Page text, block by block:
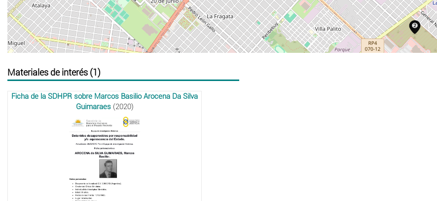
Materiales de interés (1)
Ficha de la SDHPR sobre Marcos Basilio Arocena Da Silva
Guimaraes(2020)